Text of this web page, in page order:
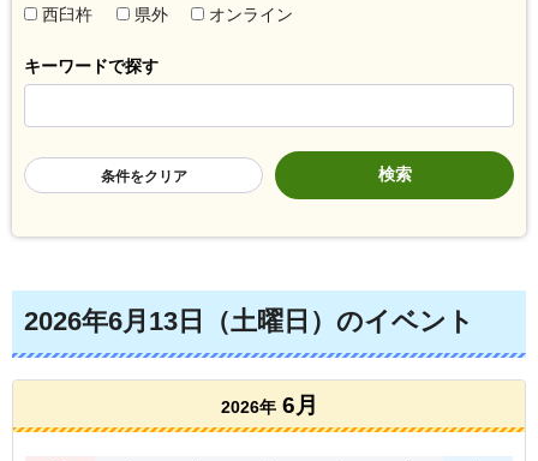
西臼杵
県外 オンライン
キーワードで探す
条件をクリア
2026年6月13日（土曜日）のイベント
2026年 6月